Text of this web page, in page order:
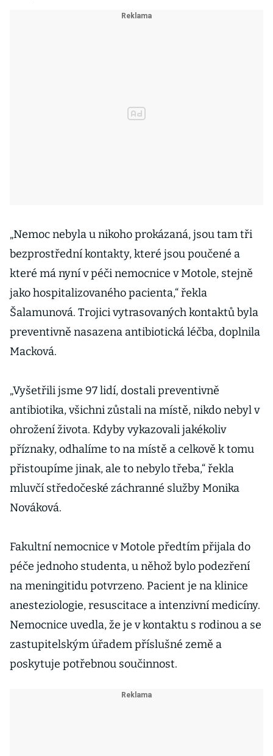
„Nemoc nebyla u nikoho prokázaná, jsou tam tři
bezprostřední kontakty, které jsou poučené a
které má nyní v péči nemocnice v Motole, stejně
jako hospitalizovaného pacienta,“ řekla
Šalamunová. Trojici vytrasovaných kontaktů byla
preventivně nasazena antibiotická léčba, doplnila
Macková.
„Vyšetřili jsme 97 lidí, dostali preventivně
antibiotika, všichni zůstali na místě, nikdo nebyl v
ohrožení života. Kdyby vykazovali jakékoliv
příznaky, odhalíme to na místě a celkově k tomu
přistoupíme jinak, ale to nebylo třeba,“ řekla
mluvčí středočeské záchranné služby Monika
Nováková.
Fakultní nemocnice v Motole předtím přijala do
péče jednoho studenta, u něhož bylo podezření
na meningitidu potvrzeno. Pacient je na klinice
anesteziologie, resuscitace a intenzivní medicíny.
Nemocnice uvedla, že je v kontaktu s rodinou a se
zastupitelským úřadem příslušné země a
poskytuje potřebnou součinnost.